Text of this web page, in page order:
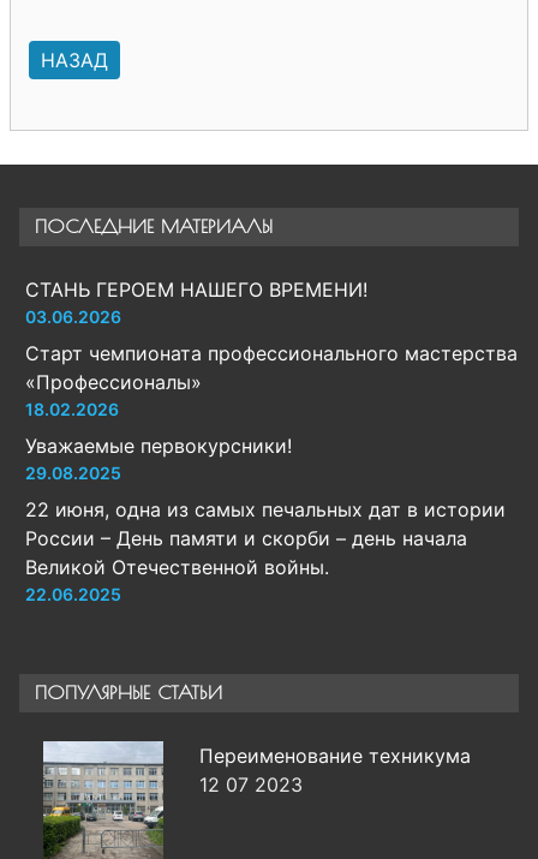
НАЗАД
ПОСЛЕДНИЕ МАТЕРИАЛЫ
СТАНЬ ГЕРОЕМ НАШЕГО ВРЕМЕНИ!
03.06.2026
Старт чемпионата профессионального мастерства
«Профессионалы»
18.02.2026
Уважаемые первокурсники!
29.08.2025
22 июня, одна из самых печальных дат в истории
России – День памяти и скорби – день начала
Великой Отечественной войны.
22.06.2025
ПОПУЛЯРНЫЕ СТАТЬИ
Переименование техникума
12 07 2023